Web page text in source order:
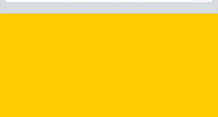
Community platform by XenForo® © 2010-2026 XenForo Ltd.